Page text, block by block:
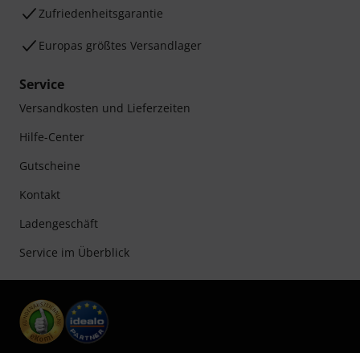
Zufriedenheitsgarantie
Europas größtes Versandlager
Service
Versandkosten und Lieferzeiten
Hilfe-Center
Gutscheine
Kontakt
Ladengeschäft
Service im Überblick